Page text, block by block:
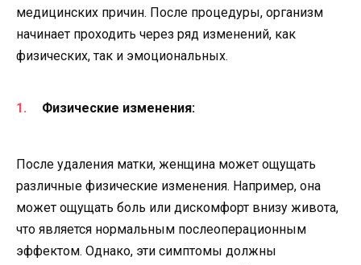
медицинских причин. После процедуры, организм
начинает проходить через ряд изменений, как
физических, так и эмоциональных.
Физические изменения:
После удаления матки, женщина может ощущать
различные физические изменения. Например, она
может ощущать боль или дискомфорт внизу живота,
что является нормальным послеоперационным
эффектом. Однако, эти симптомы должны